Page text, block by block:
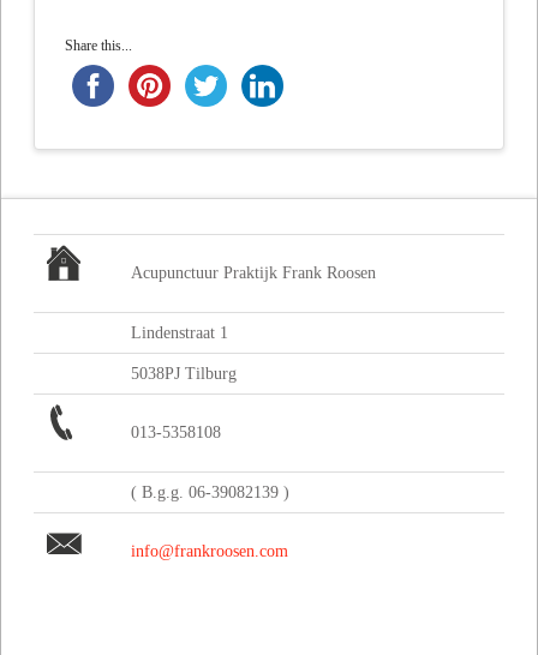
Share this...
Acupunctuur Praktijk Frank Roosen
Lindenstraat 1
5038PJ Tilburg
013-5358108
( B.g.g. 06-39082139 )
info@frankroosen.com